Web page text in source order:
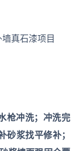
真石漆项目
枪冲洗；冲洗完
砂浆找平修补；